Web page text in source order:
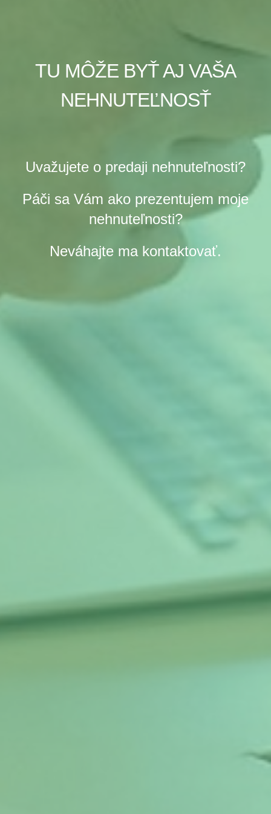
TU MÔŽE BYŤ AJ VAŠA
NEHNUTEĽNOSŤ
Uvažujete o predaji nehnuteľnosti?
Páči sa Vám ako prezentujem moje
nehnuteľnosti?
Neváhajte ma kontaktovať.